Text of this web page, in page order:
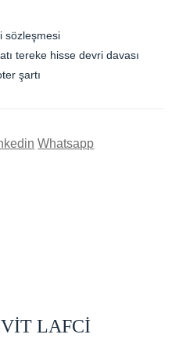
sözleşmesi
tereke hisse devri davası
şartı
Whatsapp
LAFCİ